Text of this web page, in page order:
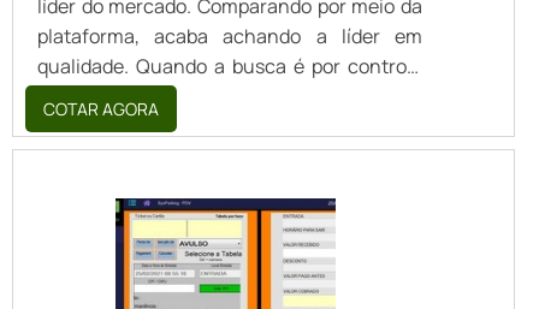
líder do mercado. Comparando por meio da
plataforma, acaba achando a líder em
qualidade. Quando a busca é por controle
de acesso de veículos, com os profissionais
da Projectsec Sistemas de Segurança
poderá contar ótima qualidade de
técnica especializada.DETALHES SOBRE O
FUNCIONAMENTO DA EMPRESAExistem
muitas formas diferentes de demonstrar
COTAR AGORA